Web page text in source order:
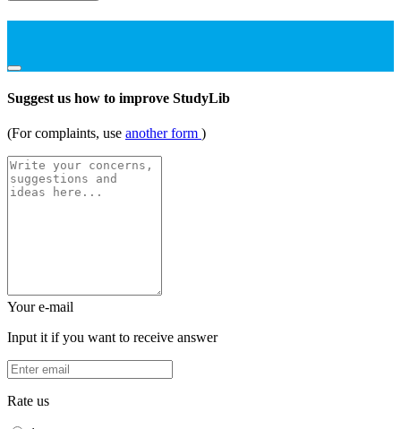
Suggest us how to improve StudyLib
(For complaints, use another form )
Your e-mail
Input it if you want to receive answer
Rate us